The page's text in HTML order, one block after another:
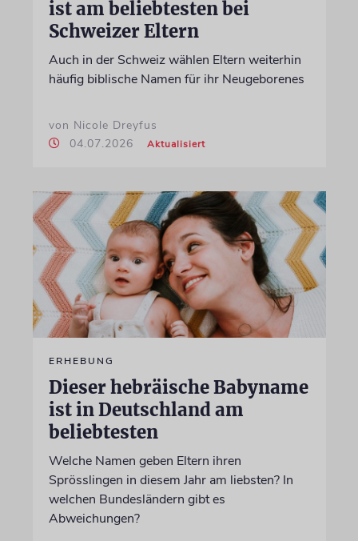
ist am beliebtesten bei
Schweizer Eltern
Auch in der Schweiz wählen Eltern weiterhin
häufig biblische Namen für ihr Neugeborenes
von Nicole Dreyfus
04.07.2026
Aktualisiert
ERHEBUNG
Dieser hebräische Babyname
ist in Deutschland am
beliebtesten
Welche Namen geben Eltern ihren
Sprösslingen in diesem Jahr am liebsten? In
welchen Bundesländern gibt es
Abweichungen?